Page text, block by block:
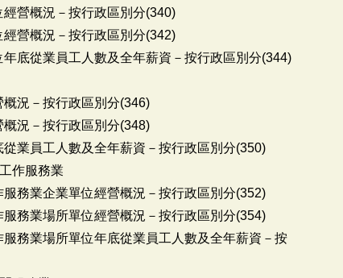
營概況－按行政區別分(340)
營概況－按行政區別分(342)
底從業員工人數及全年薪資－按行政區別分(344)
況－按行政區別分(346)
況－按行政區別分(348)
業員工人數及全年薪資－按行政區別分(350)
作服務業
務業企業單位經營概況－按行政區別分(352)
務業場所單位經營概況－按行政區別分(354)
務業場所單位年底從業員工人數及全年薪資－按